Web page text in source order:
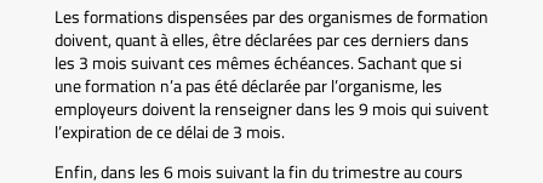
Les formations dispensées par des organismes de formation
doivent, quant à elles, être déclarées par ces derniers dans
les 3 mois suivant ces mêmes échéances. Sachant que si
une formation n’a pas été déclarée par l’organisme, les
employeurs doivent la renseigner dans les 9 mois qui suivent
l’expiration de ce délai de 3 mois.
Enfin, dans les 6 mois suivant la fin du trimestre au cours